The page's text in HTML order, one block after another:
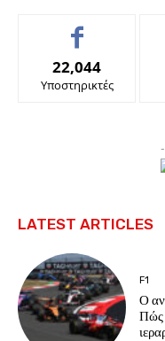
22,044
Υποστηρικτές
LATEST ARTICLES
F1
Ο
Πώς